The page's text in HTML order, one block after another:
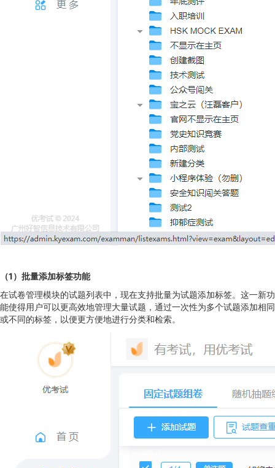
（1）批量添加标签功能
在试卷管理模块的试题列表中，现在支持批量为试题添加标签。这一新功
能使得用户可以更高效地管理大量试题，通过一次性为多个试题添加相同
或不同的标签，以便更方便地进行分类和检索。